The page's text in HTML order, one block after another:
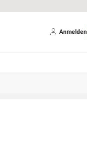
Anmelden